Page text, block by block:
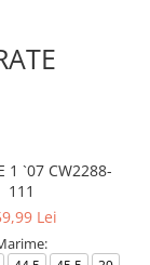
1 `07 CW2288-
111
Lei